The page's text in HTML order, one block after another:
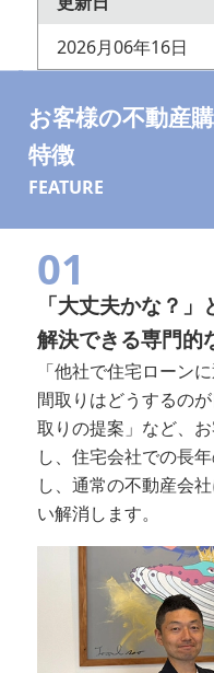
2026月06年16日
お客様の不動産
特徴
FEATURE
01
「大丈夫かな？
解決できる専門的
「他社で住宅ローン
間取りはどうするの
取りの提案」など、
し、住宅会社での長
し、通常の不動産会
い解消します。